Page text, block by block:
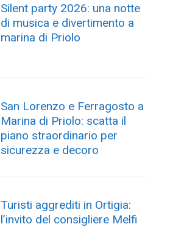
Silent party 2026: una notte
di musica e divertimento a
marina di Priolo
San Lorenzo e Ferragosto a
Marina di Priolo: scatta il
piano straordinario per
sicurezza e decoro
Turisti aggrediti in Ortigia:
l’invito del consigliere Melfi